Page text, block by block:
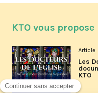
KTO vous propose
Article
Les
KTO